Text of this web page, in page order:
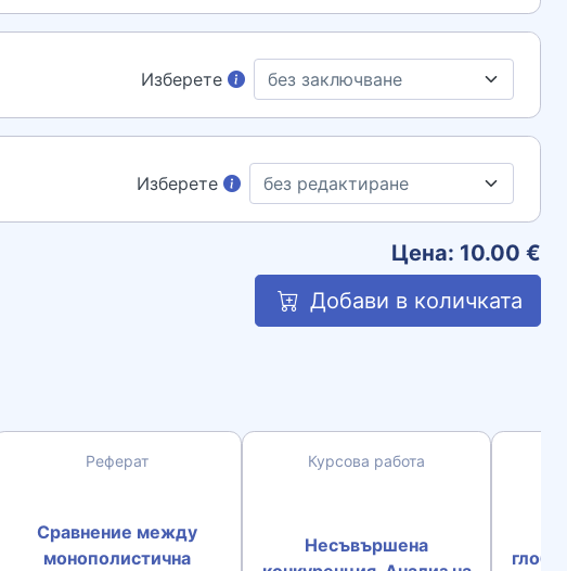
Изберете
Изберете
Цена: 10.00 €
Добави в количката
Реферат
Сравнение между
монополистична
Курсова работа
Несъвършена